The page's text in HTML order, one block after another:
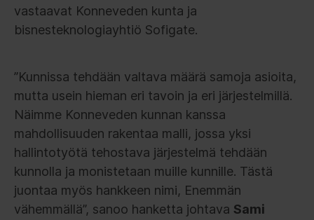
vastaavat Konneveden kunta ja
bisnesteknologiayhtiö Sofigate.
”Kunnissa tehdään valtava määrä samoja asioita,
mutta usein hieman eri tavoin ja eri järjestelmillä.
Näimme Konneveden kunnan kanssa
mahdollisuuden rakentaa malli, jossa yksi
hallintotyötä tehostava järjestelmä tehdään
kunnolla ja monistetaan muille kunnille. Tästä
juontaa myös hankkeen nimi, Enemmän
vähemmällä”, sanoo hanketta johtava Sami